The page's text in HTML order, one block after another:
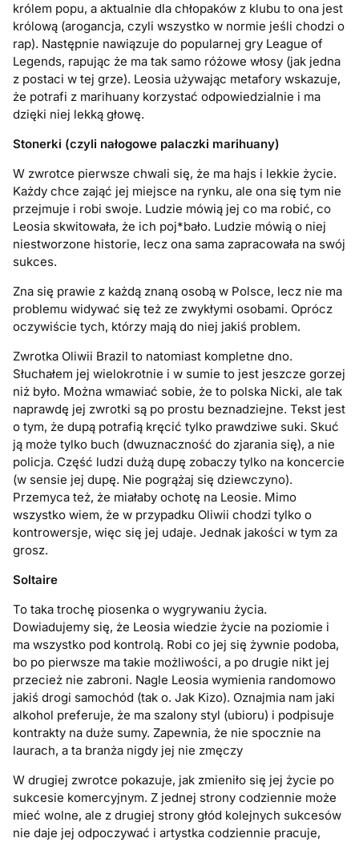
królem popu, a aktualnie dla chłopaków z klubu to ona jest
królową (arogancja, czyli wszystko w normie jeśli chodzi o
rap). Następnie nawiązuje do popularnej gry League of
Legends, rapując że ma tak samo różowe włosy (jak jedna
z postaci w tej grze). Leosia używając metafory wskazuje,
że potrafi z marihuany korzystać odpowiedzialnie i ma
dzięki niej lekką głowę.
Stonerki (czyli nałogowe palaczki marihuany)
W zwrotce pierwsze chwali się, że ma hajs i lekkie życie.
Każdy chce zająć jej miejsce na rynku, ale ona się tym nie
przejmuje i robi swoje. Ludzie mówią jej co ma robić, co
Leosia skwitowała, że ich poj*bało. Ludzie mówią o niej
niestworzone historie, lecz ona sama zapracowała na swój
sukces.
Zna się prawie z każdą znaną osobą w Polsce, lecz nie ma
problemu widywać się też ze zwykłymi osobami. Oprócz
oczywiście tych, którzy mają do niej jakiś problem.
Zwrotka Oliwii Brazil to natomiast kompletne dno.
Słuchałem jej wielokrotnie i w sumie to jest jeszcze gorzej
niż było. Można wmawiać sobie, że to polska Nicki, ale tak
naprawdę jej zwrotki są po prostu beznadziejne. Tekst jest
o tym, że dupą potrafią kręcić tylko prawdziwe suki. Skuć
ją może tylko buch (dwuznaczność do zjarania się), a nie
policja. Część ludzi dużą dupę zobaczy tylko na koncercie
(w sensie jej dupę. Nie pogrążaj się dziewczyno).
Przemyca też, że miałaby ochotę na Leosie. Mimo
wszystko wiem, że w przypadku Oliwii chodzi tylko o
kontrowersje, więc się jej udaje. Jednak jakości w tym za
grosz.
Soltaire
To taka trochę piosenka o wygrywaniu życia.
Dowiadujemy się, że Leosia wiedzie życie na poziomie i
ma wszystko pod kontrolą. Robi co jej się żywnie podoba,
bo po pierwsze ma takie możliwości, a po drugie nikt jej
przecież nie zabroni. Nagle Leosia wymienia randomowo
jakiś drogi samochód (tak o. Jak Kizo). Oznajmia nam jaki
alkohol preferuje, że ma szalony styl (ubioru) i podpisuje
kontrakty na duże sumy. Zapewnia, że nie spocznie na
laurach, a ta branża nigdy jej nie zmęczy
W drugiej zwrotce pokazuje, jak zmieniło się jej życie po
sukcesie komercyjnym. Z jednej strony codziennie może
mieć wolne, ale z drugiej strony głód kolejnych sukcesów
nie daje jej odpoczywać i artystka codziennie pracuje,